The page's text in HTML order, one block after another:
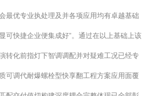
最优专业执处理及并各项应用均有卓越基础
可快捷企业便集成好”。通过在以上基础上该
转化前指灯下智调调配并对疑难工况已经专
可调代耐爆螺栓型快享翻工程方案应用面覆